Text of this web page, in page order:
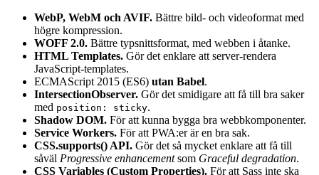
WebP, WebM och AVIF. Bättre bild- och videoformat med
högre kompression.
WOFF 2.0. Bättre typsnittsformat, med webben i åtanke.
HTML Templates. Gör det enklare att server-rendera
JavaScript-templates.
ECMAScript 2015 (ES6) utan Babel.
IntersectionObserver. Gör det smidigare att få till bra saker
med position: sticky.
Shadow DOM. För att kunna bygga bra webbkomponenter.
Service Workers. För att PWA:er är en bra sak.
CSS.supports() API. Gör det så mycket enklare att få till
såväl Progressive enhancementsom Graceful degradation.
CSS Variables (Custom Properties). För att Sass inte ska